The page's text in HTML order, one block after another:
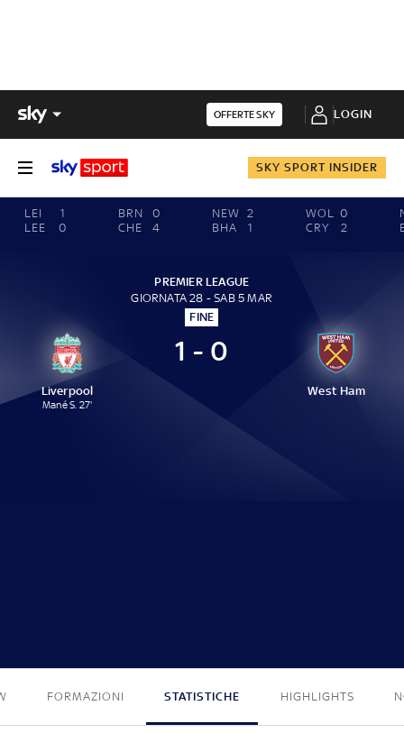
OFFERTE SKY LOGIN
SKY SPORT INSIDER
LEI
1
LEE
0
BRN
0
CHE
4
NEW 2
BHA
1
WOL
0
CRY
2
PREMIER LEAGUE
GIORNATA 28 - SAB 5 MAR
FINE
Liverpool
Mané S. 27'
1 - 0
West Ham
FORMAZIONI STATISTICHE HIGHLIGHTS